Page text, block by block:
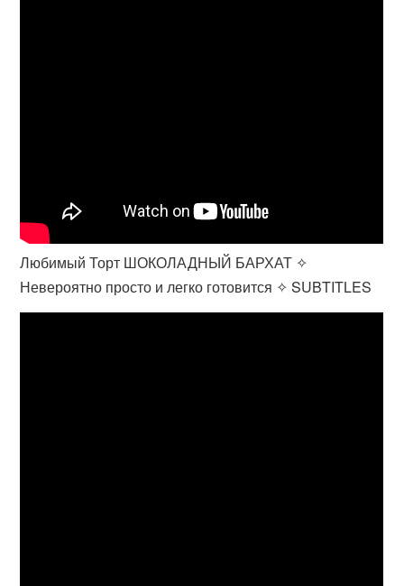
Любимый Торт ШОКОЛАДНЫЙ БАРХАТ ✧
Невероятно просто и легко готовится ✧ SUBTITLES